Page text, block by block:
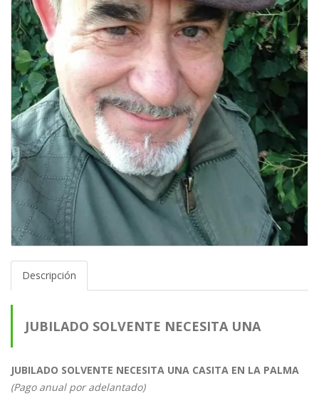
Descripción
JUBILADO SOLVENTE NECESITA UNA
CASITA EN LA PALMA
JUBILADO SOLVENTE NECESITA UNA CASITA EN LA PALMA
(Pago anual por adelantado)